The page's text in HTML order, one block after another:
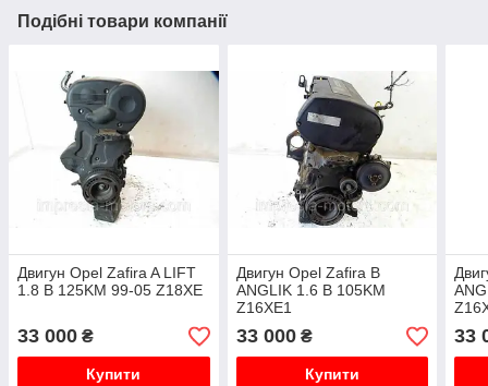
Подібні товари компанії
Двигун Opel Zafira A LIFT
1.8 B 125KM 99-05 Z18XE
33 000 ₴
Купити
Двигун Opel Zafira B
ANGLIK 1.6 B 105KM
Z16XE1
33 000₴
Купити
33